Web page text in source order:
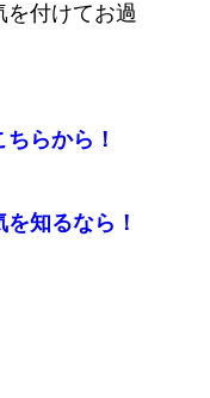
を付けてお過
らから！
知るなら！